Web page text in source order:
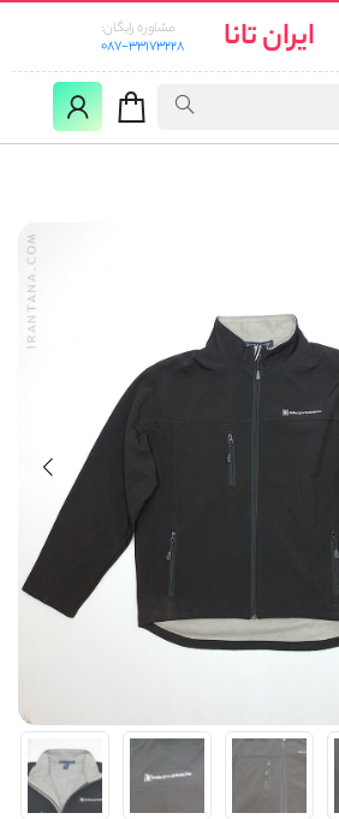
ایران تانا
مشاوره رایگان:
087-33173228